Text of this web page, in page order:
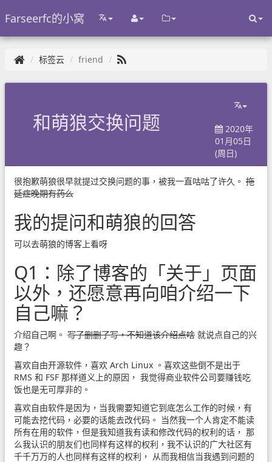
Farseerfc的小窝
标签云 friend
和萌狼交换问题
2020年
01月05日
(周日)
很抱歉萌狼很早就提过交换问题的事，被我一直咕咕了许久。 拖
延症晚期有药么
我的提问和萌狼的回答
可以去萌狼的博客上看呀
Q1：除了博客的「关于」页面
以外，还愿意再向咱介绍一下
自己嘛？
介绍自己啊。 写了删删了写，不知道该介绍点啥 就说点自己的兴
趣？
喜欢自由开源软件，喜欢 Arch Linux 。喜欢这些倒不是出于
RMS 和 FSF 那样道义上的原因， 我觉得商业软件公司要赚钱吃
饭也是无可厚非的。
喜欢自由软件是因为，当我需要知道它到底怎么工作的时候，有
可能去挖代码，必要的话能去改代码。 当然我一个人肯定不能读
所有在用的软件，但是我知道我有读和修改代码的权利的话， 那
么我认识的朋友们也同样有这样的权利，我不认识的广大社区有
千千万万的人也同样有这样的权利， 从而我相信当我遇到问题的